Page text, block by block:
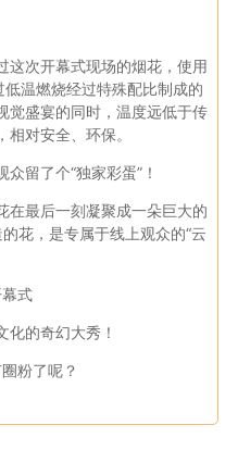
这次开幕式现场的烟花，使用
低温燃烧经过特殊配比制成的
觉盛宴的同时，温度远低于传
对安全、环保。
留了个“独家彩蛋”！
在最后一刻凝聚成一朵巨大的
花，是专属于线上观众的“云
式
化的奇幻大秀！
粉了呢？